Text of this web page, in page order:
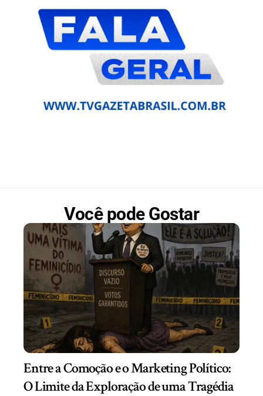
Você pode Gostar
Entre a Comoção e o Marketing Político:
O Limite da Exploração de uma Tragédia